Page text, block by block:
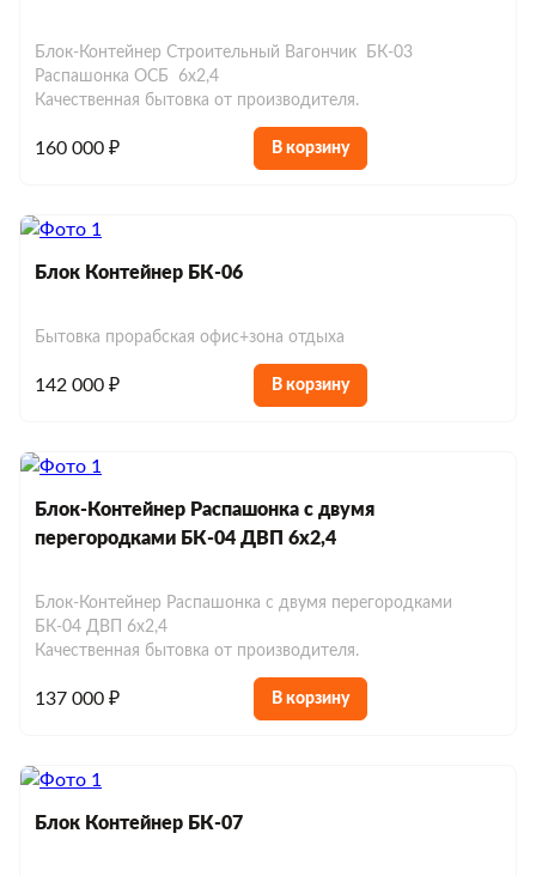
Блок-Контейнер Строительный Вагончик БК-03
Распашонка ОСБ 6х2,4
Качественная бытовка от производителя.
160 000 ₽ В корзину
Блок Контейнер БК-06
Бытовка прорабская офис+зона отдыха
142 000 ₽ В корзину
Блок-Контейнер Распашонка с двумя
перегородками БК-04 ДВП 6х2,4
Блок-Контейнер Распашонка с двумя перегородками
БК-04 ДВП 6х2,4
Качественная бытовка от производителя.
137 000 ₽ В корзину
Блок Контейнер БК-07